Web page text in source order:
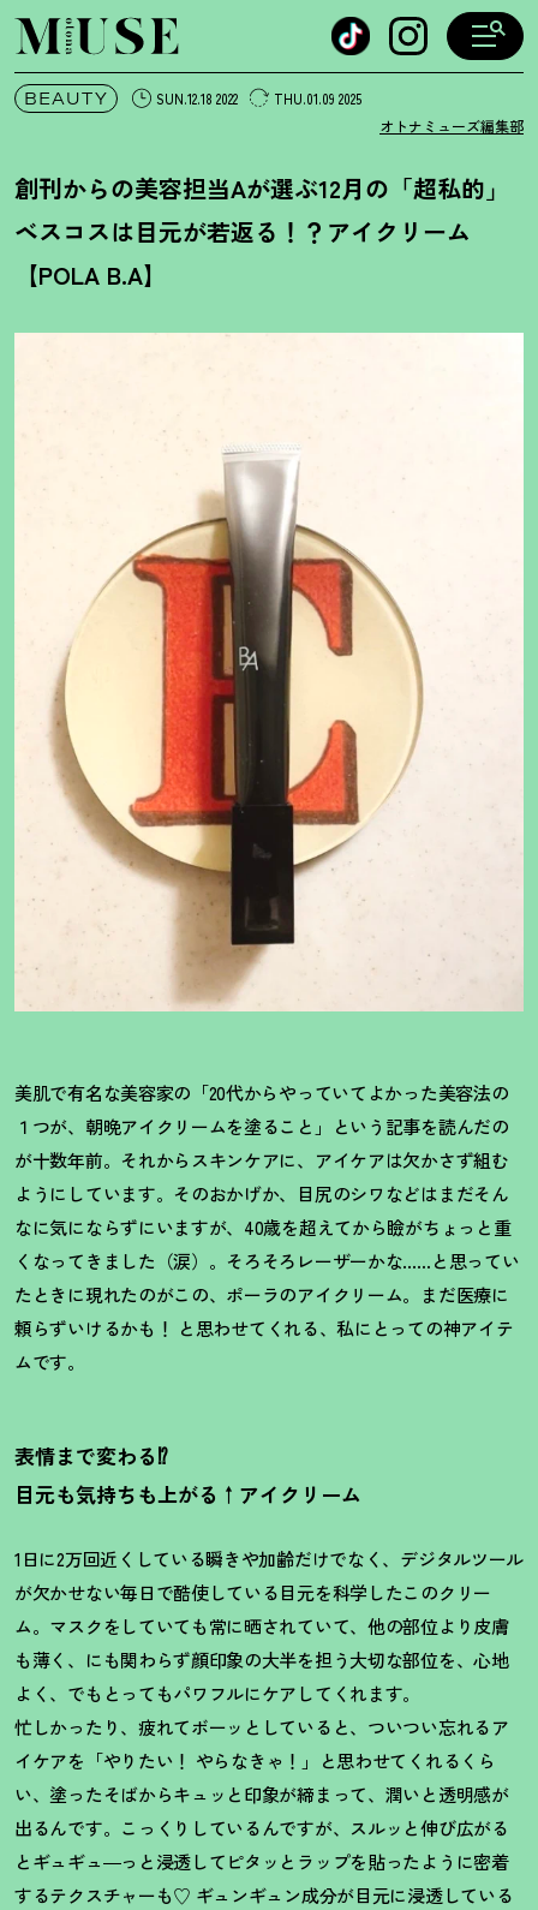
オトナミューズ ウェブ
BEAUTY SUN.12.18 2022 THU.01.09 2025
オトナミューズ編集部
創刊からの美容担当Aが選ぶ12月の「超私的」
ベスコスは目元が若返る ！ ？ アイクリーム
【POLA B.A】
美肌で有名な美容家の「20代からやっていてよかった美容法の
１つが、朝晩アイクリームを塗ること」という記事を読んだの
が十数年前。それからスキンケアに、アイケアは欠かさず組む
ようにしています。そのおかげか、目尻のシワなどはまだそん
なに気にならずにいますが、40歳を超えてから瞼がちょっと重
くなってきました（涙）。そろそろレーザーかな……と思ってい
たときに現れたのがこの、ポーラのアイクリーム。まだ医療に
頼らずいけるかも ！ と思わせてくれる、私にとっての神アイテ
ムです。
表情まで変わる⁉
目元も気持ちも上がる↑アイクリーム
1日に2万回近くしている瞬きや加齢だけでなく、デジタルツール
が欠かせない毎日で酷使している目元を科学したこのクリー
ム。マスクをしていても常に晒されていて、他の部位より皮膚
も薄く、にも関わらず顔印象の大半を担う大切な部位を、心地
よく、でもとってもパワフルにケアしてくれます。
忙しかったり、疲れてボーッとしていると、ついつい忘れるア
イケアを「やりたい ！ やらなきゃ ！ 」と思わせてくれるくら
い、塗ったそばからキュッと印象が締まって、潤いと透明感が
出るんです。こっくりしているんですが、スルッと伸び広がる
とギュギュ―っと浸透してピタッとラップを貼ったように密着
するテクスチャーも♡ ギュンギュン成分が目元に浸透している